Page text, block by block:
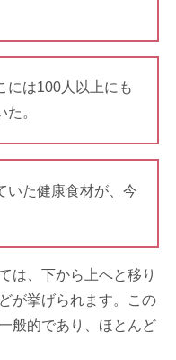
には100人以上にも
。
いた健康食材が、今
は、下から上へと移り
が挙げられます。この
般的であり、ほとんど